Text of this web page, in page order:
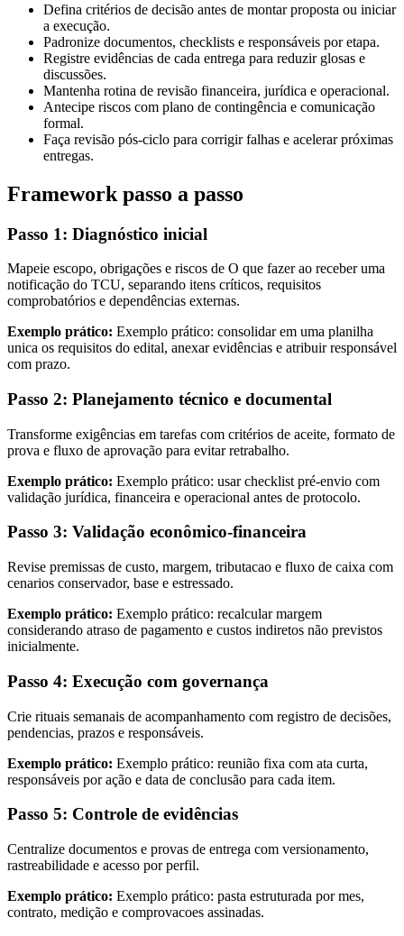
Defina critérios de decisão antes de montar proposta ou iniciar
a execução.
Padronize documentos, checklists e responsáveis por etapa.
Registre evidências de cada entrega para reduzir glosas e
discussões.
Mantenha rotina de revisão financeira, jurídica e operacional.
Antecipe riscos com plano de contingência e comunicação
formal.
Faça revisão pós-ciclo para corrigir falhas e acelerar próximas
entregas.
Framework passo a passo
Passo 1: Diagnóstico inicial
Mapeie escopo, obrigações e riscos de O que fazer ao receber uma
notificação do TCU, separando itens críticos, requisitos
comprobatórios e dependências externas.
Exemplo prático: Exemplo prático: consolidar em uma planilha
unica os requisitos do edital, anexar evidências e atribuir responsável
com prazo.
Passo 2: Planejamento técnico e documental
Transforme exigências em tarefas com critérios de aceite, formato de
prova e fluxo de aprovação para evitar retrabalho.
Exemplo prático: Exemplo prático: usar checklist pré-envio com
validação jurídica, financeira e operacional antes de protocolo.
Passo 3: Validação econômico-financeira
Revise premissas de custo, margem, tributacao e fluxo de caixa com
cenarios conservador, base e estressado.
Exemplo prático: Exemplo prático: recalcular margem
considerando atraso de pagamento e custos indiretos não previstos
inicialmente.
Passo 4: Execução com governança
Crie rituais semanais de acompanhamento com registro de decisões,
pendencias, prazos e responsáveis.
Exemplo prático: Exemplo prático: reunião fixa com ata curta,
responsáveis por ação e data de conclusão para cada item.
Passo 5: Controle de evidências
Centralize documentos e provas de entrega com versionamento,
rastreabilidade e acesso por perfil.
Exemplo prático: Exemplo prático: pasta estruturada por mes,
contrato, medição e comprovacoes assinadas.